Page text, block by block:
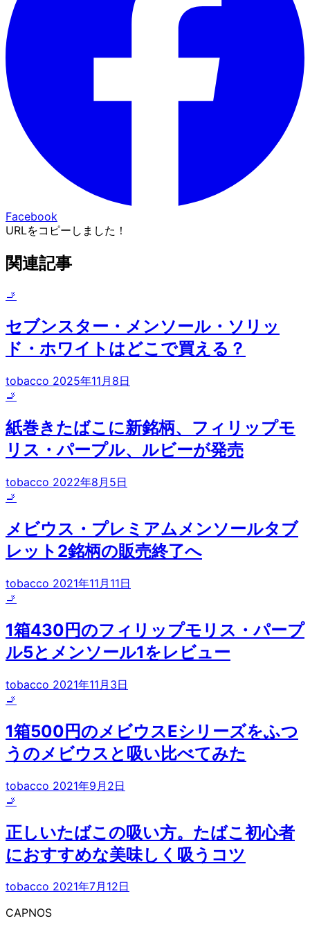
Facebook
URLをコピーしました！
関連記事
🚬
セブンスター・メンソール・ソリッ
ド・ホワイトはどこで買える？
tobacco 2025年11月8日
🚬
紙巻きたばこに新銘柄、フィリップモ
リス・パープル、ルビーが発売
tobacco 2022年8月5日
🚬
メビウス・プレミアムメンソールタブ
レット2銘柄の販売終了へ
tobacco 2021年11月11日
🚬
1箱430円のフィリップモリス・パープ
ル5とメンソール1をレビュー
tobacco 2021年11月3日
🚬
1箱500円のメビウスEシリーズをふつ
うのメビウスと吸い比べてみた
tobacco 2021年9月2日
🚬
正しいたばこの吸い方。たばこ初心者
におすすめな美味しく吸うコツ
tobacco 2021年7月12日
CAPNOS